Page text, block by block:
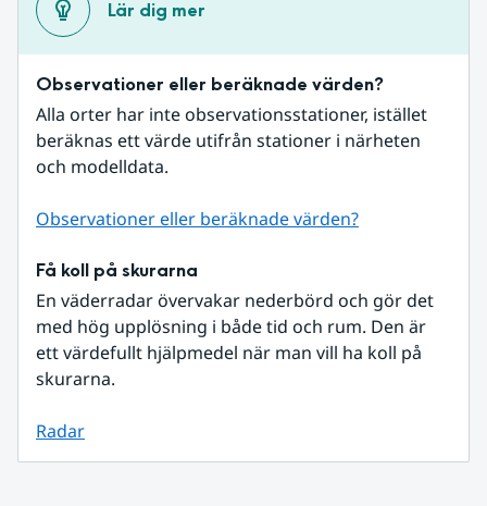
Lär dig mer
Observationer eller beräknade värden?
Alla orter har inte observationsstationer, istället
beräknas ett värde utifrån stationer i närheten
och modelldata.
Observationer eller beräknade värden?
Få koll på skurarna
En väderradar övervakar nederbörd och gör det
med hög upplösning i både tid och rum. Den är
ett värdefullt hjälpmedel när man vill ha koll på
skurarna.
Radar